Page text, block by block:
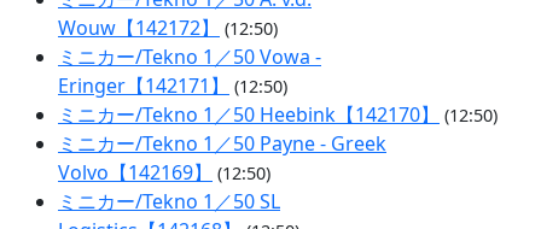
Wouw【142172】
(12:50)
ミニカー/Tekno 1／50 Vowa -
Eringer【142171】
(12:50)
ミニカー/Tekno 1／50 Heebink【142170】 (12:50)
ミニカー/Tekno 1／50 Payne - Greek
Volvo【142169】
(12:50)
ミニカー/Tekno 1／50 SL